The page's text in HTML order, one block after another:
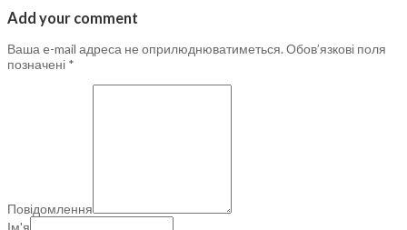
Add your comment
Ваша e-mail адреса не оприлюднюватиметься.Обов’язкові поля
позначені *
Повідомлення